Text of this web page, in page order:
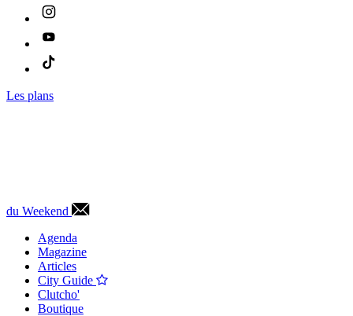
Les plans
du Weekend
Agenda
Magazine
Articles
City Guide
Clutcho'
Boutique